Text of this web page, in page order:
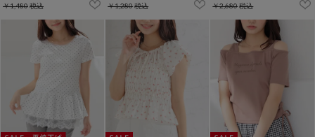
￥1,480税込
￥1,280税込
￥2,680税込